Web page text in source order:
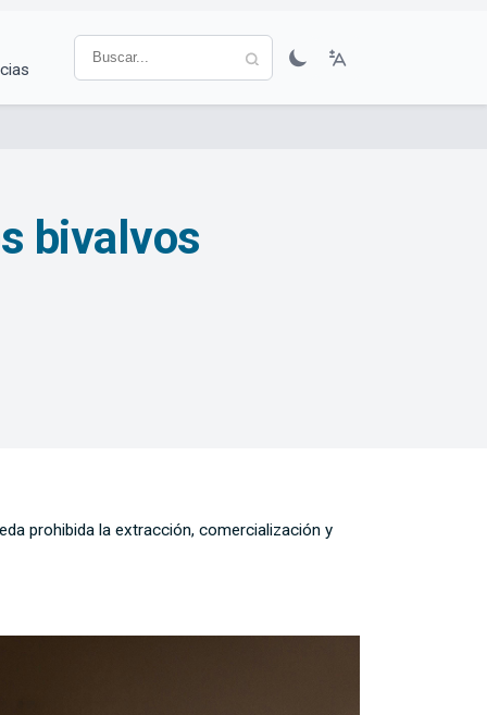
bivalvos
prohibida la extracción, comercialización y